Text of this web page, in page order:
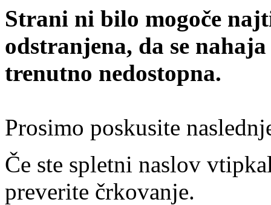
Strani ni bilo mogoče
odstranjena, da se
trenutno nedostopna.
Prosimo poskusite
Če ste spletni naslov
preverite črkovanje.